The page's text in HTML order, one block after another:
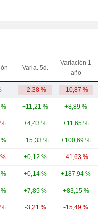
Varia. 5d.
Variación 1
año
-2,38 % -10,87 %
+11,21 % +8,89 %
+4,43 % +11,65 %
+15,33 % +100,69 %
+0,12 % -41,63 %
+0,14 % +187,94 %
+7,85 % +83,15 %
-3,21 % -15,49 %